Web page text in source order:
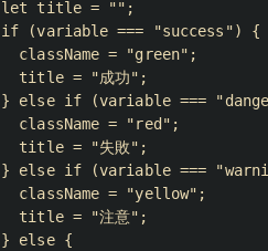
let title = "" ;
if
(variable === "success")
{
  className
= "green" ;
  title
= "成功" ;
}
else if (variable ===
  className
= "red" ;
  title
= "失敗" ;
}
else if (variable ===
  className
= "yellow" ;
  title
= "注意" ;
}
else {